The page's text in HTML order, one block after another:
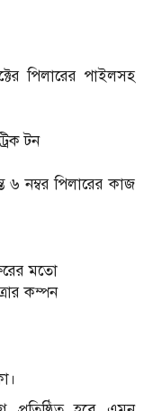
পিলারের পাইলসহ
টন
৬ নম্বর পিলারের কাজ
মতো
কম্পন